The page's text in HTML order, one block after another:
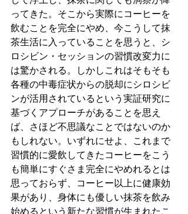
ってきた。そこから実際にコーヒーを
飲むことを完全にやめ、今こうして抹
茶生活に入っていることを思うと、シ
ロシビン・セッションの習慣改変力に
は驚かされる。しかしこれはそもそも
各種の中毒症状からの脱却にシロシビ
ンが活用されているという実証研究に
基づくアプローチがあることを思え
ば、さほど不思議なことではないのか
もしれない。いずれにせよ、これまで
習慣的に愛飲してきたコーヒーをこう
も簡単にすぐさま完全にやめれるとは
思っておらず、コーヒー以上に健康効
果があり、身体にも優しい抹茶を飲み
始めるという新たな習慣が生まれたこ